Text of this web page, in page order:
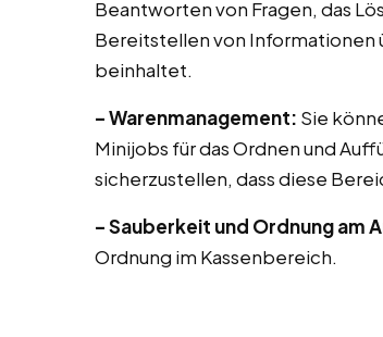
Beantworten von Fragen, das
Bereitstellen von Informationen
beinhaltet.
– Warenmanagement: Sie
Minijobs für das Ordnen und
sicherzustellen, dass diese
– Sauberkeit und Ordnung am
Ordnung im Kassenbereich.